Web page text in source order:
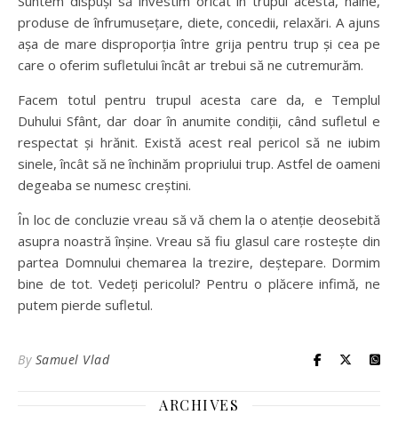
produse de înfrumusețare, diete, concedii, relaxări. A ajuns
așa de mare disproporția între grija pentru trup și cea pe
care o oferim sufletului încât ar trebui să ne cutremurăm.
Facem totul pentru trupul acesta care da, e Templul
Duhului Sfânt, dar doar în anumite condiții, când sufletul e
respectat și hrănit. Există acest real pericol să ne iubim
sinele, încât să ne închinăm propriului trup. Astfel de oameni
degeaba se numesc creștini.
În loc de concluzie vreau să vă chem la o atenție deosebită
asupra noastră înșine. Vreau să fiu glasul care rostește din
partea Domnului chemarea la trezire, deștepare. Dormim
bine de tot. Vedeți pericolul? Pentru o plăcere infimă, ne
putem pierde sufletul.
By Samuel Vlad
ARCHIVES